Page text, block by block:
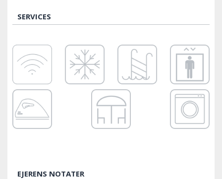
SERVICES
EJERENS NOTATER